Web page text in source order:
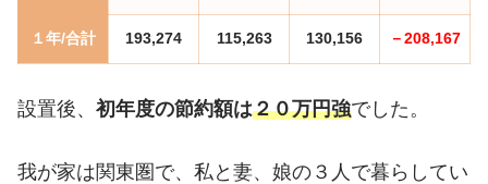
１年/合計 193,274 115,263 130,156 －208,167
設置後、 初年度の節約額は２０万円強でした。
我が家は関東圏で、私と妻、娘の３人で暮らしてい